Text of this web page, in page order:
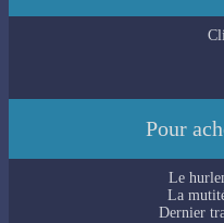
Pour
Le
La
Dernier